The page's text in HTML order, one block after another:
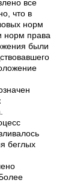
все
что в
норм
норм права
были
беглых